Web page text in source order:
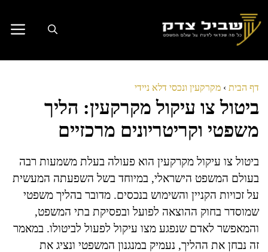
לתוכן
דף הבית › מקרקעין ונכסי דלא ניידי
ביטול צו עיקול מקרקעין: הליך
משפטי וקריטריונים מרכזיים
ביטול צו עיקול מקרקעין הוא פעולה בעלת משמעות רבה
בעולם המשפט הישראלי, במיוחד בשל השפעתה המעשית
על זכויות הקניין והשימוש בנכסים. מדובר בהליך משפטי
שמוסדר בחוק ההוצאה לפועל ובפסיקת בתי המשפט,
והמאפשר לאדם שנפגע מצו עיקול לפעול לביטולו. במאמר
זה נבחן את ההליך, נעמיק במנגנון המשפטי ונציג את